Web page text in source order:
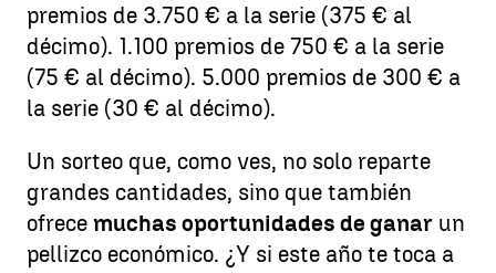
premios de 3.750 € a la serie (375 € al
décimo). 1.100 premios de 750 € a la serie
(75 € al décimo). 5.000 premios de 300 € a
la serie (30 € al décimo).
Un sorteo que, como ves, no solo reparte
grandes cantidades, sino que también
ofrece muchas oportunidades de ganar un
pellizco económico. ¿Y si este año te toca a